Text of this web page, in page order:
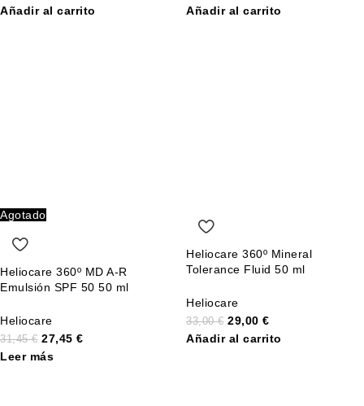
Añadir al carrito
Añadir al carrito
Agotado
Heliocare 360º MD A-R
Emulsión SPF 50 50 ml
Heliocare
31,45€ 27,45 €
Leer más
Heliocare 360º Mineral
Tolerance Fluid 50 ml
Heliocare
33,00€ 29,00 €
Añadir al carrito